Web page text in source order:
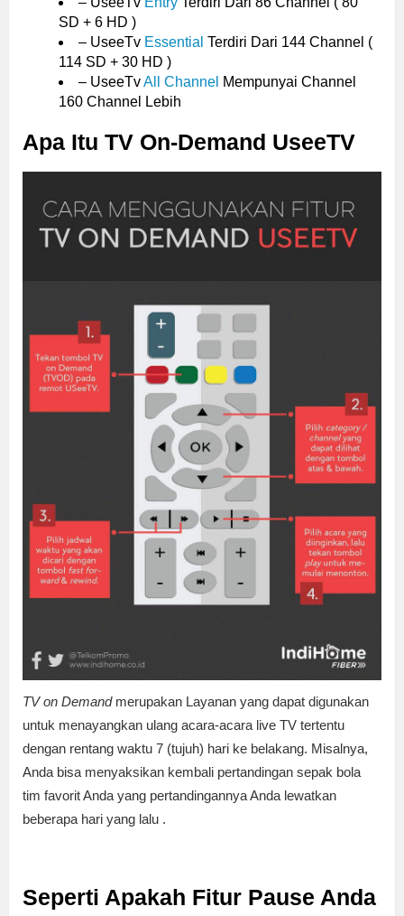
SD + 6 HD )
– UseeTv Essential Terdiri Dari 144 Channel (
114 SD + 30 HD )
– UseeTvAll Channel Mempunyai Channel
160 Channel Lebih
Apa Itu TV On-Demand UseeTV
TV on Demandmerupakan Layanan yang dapat digunakan
untuk menayangkan ulang acara-acara live TV tertentu
dengan rentang waktu 7 (tujuh) hari ke belakang. Misalnya,
Anda bisa menyaksikan kembali pertandingan sepak bola
tim favorit Anda yang pertandingannya Anda lewatkan
beberapa hari yang lalu .
Seperti Apakah Fitur Pause Anda